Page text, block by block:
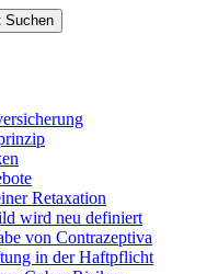
Retaxation
wird neu definiert
von Contrazeptiva
in der Haftpflicht